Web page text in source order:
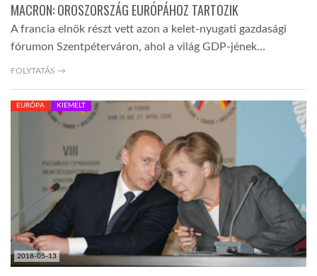
MACRON: OROSZORSZÁG EURÓPÁHOZ TARTOZIK
A francia elnök részt vett azon a kelet-nyugati gazdasági
fórumon Szentpéterváron, ahol a világ GDP-jének…
FOLYTATÁS →
2018-05-13
EURÓPA KIEMELT